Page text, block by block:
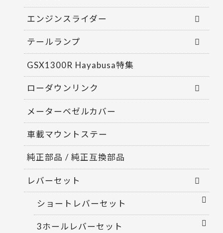
エンジンスライダー
テールランプ
GSX1300R Hayabusa特集
ローダウンリンク
メーターベゼルカバー
車載マウントステー
純正部品 / 純正互換部品
レバーセット
ショートレバーセット
3ホールレバーセット